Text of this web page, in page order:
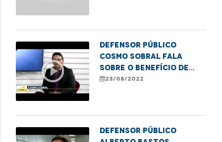
play_circle_outline
Defensor Público
Cosmo Sobral fala
sobre o Benefício de
Prestação Continuada
23/08/2022
Defensor Público